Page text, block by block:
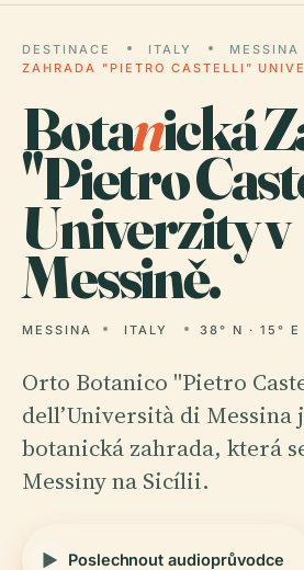
DESTINACE ITALY MESSINA
ZAHRADA "PIETRO CASTELLI"
Botanická
"Pietro
Univerzity v
Messině.
MESSINA ITALY 38° N · 15° E
Orto Botanico "Pietro
dell’Università di Messina
botanická zahrada, která
Messiny na Sicílii.
Poslechnout audioprůvodce